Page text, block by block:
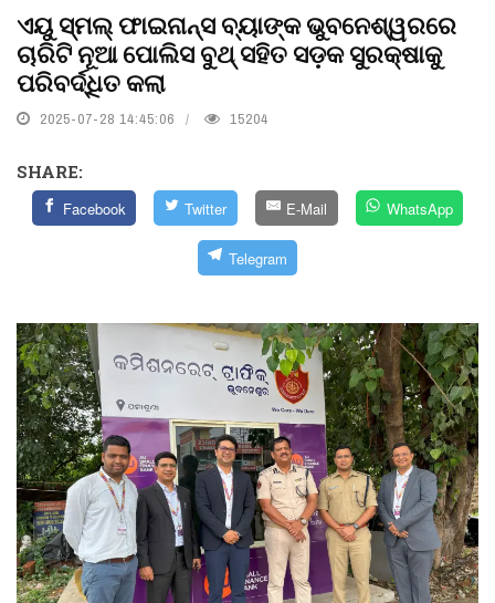
ଏୟୁ ସ୍ମଲ୍‌ ଫାଇନାନ୍ସ ବ୍ୟାଙ୍କ ଭୁବନେଶ୍ୱରରେ
ଚାରିଟି ନୂଆ ପୋଲିସ ବୁଥ୍‌ ସହିତ ସଡ଼କ ସୁରକ୍ଷାକୁ
ପରିବର୍ଦ୍ଧିତ କଲା
2025-07-28 14:45:06 15204
SHARE:
Facebook Twitter E-Mail WhatsApp
Telegram